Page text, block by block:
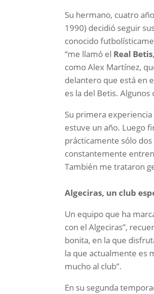
Su hermano, cuatro
1990) decidió seguir
conocido
“me llamó el Real Betis
como Alex Martínez,
delantero que está en
es la del Betis.
Su primera
estuve un año. Luego
prácticamente sólo
constantemente
También me trataron
Algeciras, un club
Un equipo que ha
con el Algeciras”,
bonita, en la que
la que actualmente es
mucho al club”.
En su segunda